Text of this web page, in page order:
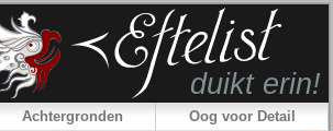
Achtergronden
Oog voor Detail